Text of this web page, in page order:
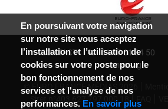
CONTACT : 01 47 01 34 50
message
© EURO FRANCE MÉDIAS 2026
Siret n°403 627 797 000 18
En poursuivant votre navigation
sur notre site vous acceptez
l’installation et l’utilisation de
cookies sur votre poste pour le
bon fonctionnement de nos
services et l'analyse de nos
performances. En savoir plus